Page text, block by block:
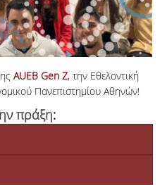
AUEB Gen Z, την Εθελοντική
Πανεπιστημίου Αθηνών!
πράξη: